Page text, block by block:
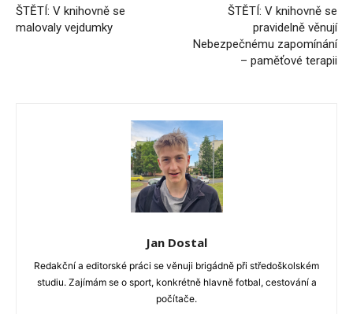
ŠTĚTÍ: V knihovně se
malovaly vejdumky
ŠTĚTÍ: V knihovně se
pravidelně věnují
Nebezpečnému zapomínání
– paměťové terapii
Jan Dostal
Redakční a editorské práci se věnuji brigádně při středoškolském
studiu. Zajímám se o sport, konkrétně hlavně fotbal, cestování a
počítače.